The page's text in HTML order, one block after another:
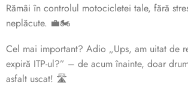
Rămâi în controlul motocicletei tale, fără
neplăcute. 💼🏍️
Cel mai important? Adio „Ups, am uitat de
expiră ITP-ul?” – de acum înainte, doar
asfalt uscat! 🛣️